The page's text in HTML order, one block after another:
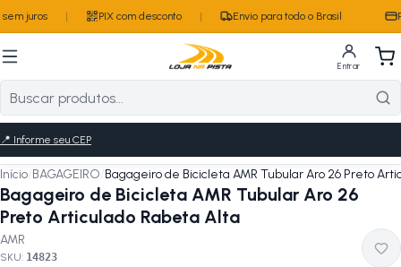
juros PIX com desconto Envio para todo o Brasil
Entrar
📍 Informe seu CEP
Início/BAGAGEIRO/Bagageiro de Bicicleta AMR Tubular Aro 26 Preto
Bagageiro de Bicicleta AMR Tubular Aro 26
Preto Articulado Rabeta Alta
AMR
SKU: 14823